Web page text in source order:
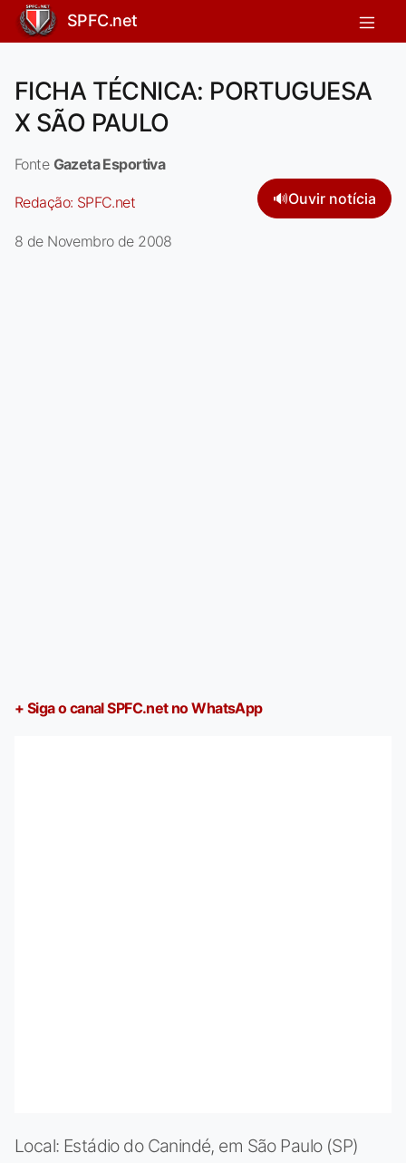
SPFC.net
FICHA TÉCNICA: PORTUGUESA
X SÃO PAULO
Fonte Gazeta Esportiva
Redação: SPFC.net 🔊Ouvir notícia
8 de Novembro de 2008
+ Siga o canal SPFC.net no WhatsApp
Local: Estádio do Canindé, em São Paulo (SP)